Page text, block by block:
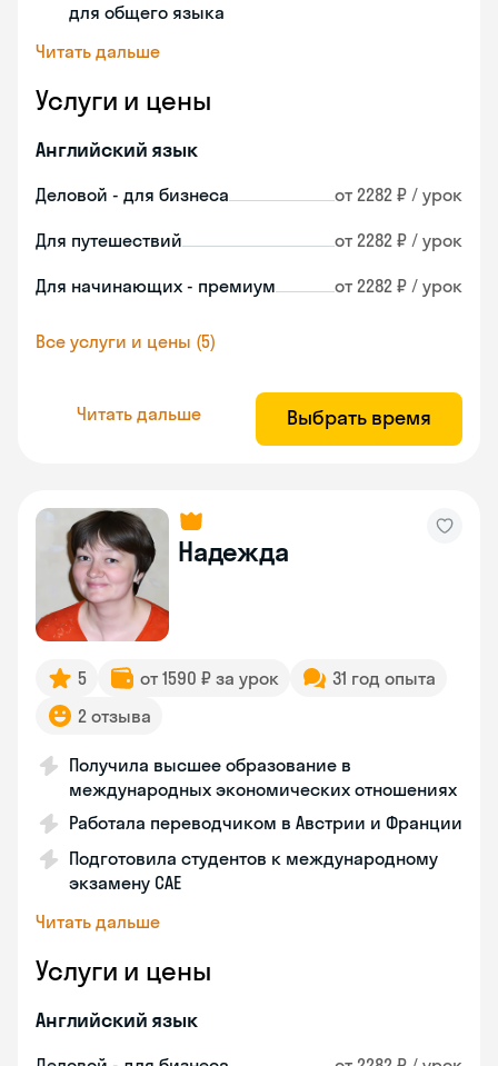
для общего языка
Читать дальше
Услуги и цены
Английский язык
Деловой - для бизнеса от 2282 ₽ / урок
Для путешествий от 2282 ₽ / урок
Для начинающих - премиум от 2282 ₽ / урок
Все услуги и цены (5)
Читать дальше Выбрать время
Надежда
5 от 1590 ₽ за урок
31 год опыта
2 отзыва
Получила высшее образование в
международных экономических отношениях
Работала переводчиком в Австрии и Франции
Подготовила студентов к международному
экзамену CAE
Читать дальше
Услуги и цены
Английский язык